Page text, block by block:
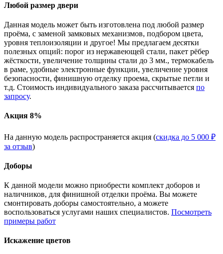
Любой размер двери
Данная модель может быть изготовлена под любой размер
проёма, с заменой замковых механизмов, подбором цвета,
уровня теплоизоляции и другое! Мы предлагаем десятки
полезных опций: порог из нержавеющей стали, пакет рёбер
жёсткости, увеличение толщины стали до 3 мм., термокабель
в раме, удобные электронные функции, увеличение уровня
безопасности, финишную отделку проема, скрытые петли и
т.д. Стоимость индивидуального заказа рассчитывается по
запросу.
Акция 8%
На данную модель распространяется акция (скидка до 5 000 ₽
за отзыв)
Доборы
К данной модели можно приобрести комплект доборов и
наличников, для финишной отделки проёма. Вы можете
смонтировать доборы самостоятельно, а можете
воспользоваться услугами наших специалистов. Посмотреть
примеры работ
Искажение цветов